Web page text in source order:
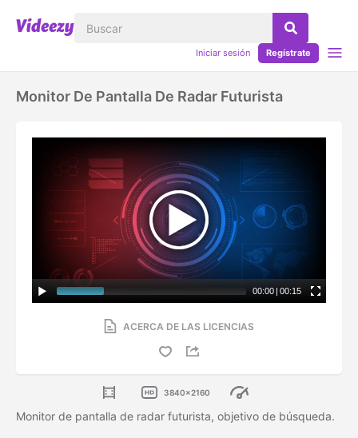
Iniciar sesión Regístrate
Monitor De Pantalla De Radar Futurista
00:00 | 00:15
ACERCA DE LAS LICENCIAS
3840x2160
Monitor de pantalla de radar futurista, objetivo de búsqueda.